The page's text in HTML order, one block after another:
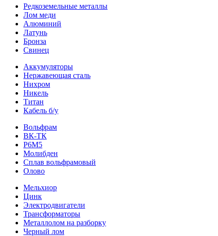
Редкоземельные металлы
Лом меди
Алюминий
Латунь
Бронза
Свинец
Аккумуляторы
Нержавеющая сталь
Нихром
Никель
Титан
Кабель б/у
Вольфрам
ВК-ТК
Р6М5
Молибден
Сплав вольфрамовый
Олово
Мельхиор
Цинк
Электродвигатели
Трансформаторы
Металлолом на разборку
Черный лом